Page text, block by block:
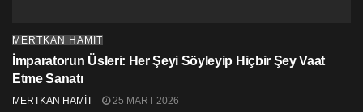
MERTKAN HAMİT
İmparatorun Üsleri: Her Şeyi Söyleyip Hiçbir Şey Vaat
Etme Sanatı
MERTKAN HAMİT 25 MART 2026